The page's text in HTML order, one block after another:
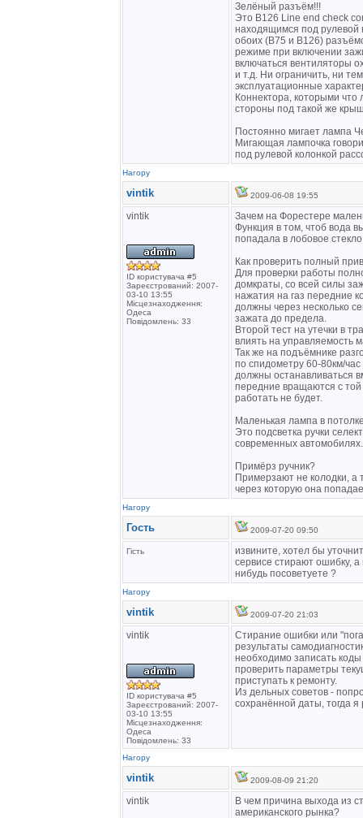
Зелёный разъём!!!
Это B126 Line end check
находящимся под рулевой
обоих (В75 и В126)
режиме при включении
включаться вентиляторы
и т.д. Ни ограничить, ни
эксплуатационные
Коннектора, которыми что
стороны под такой же
Постоянно мигает лампа
Мигающая лампочка
под рулевой колонкой
Нагору
vintik 2009-06-08 19:55
vintik
ID користувача #5
Зареєстрований: 2007-
03-10 13:55
Місцезнаходження:
Одеса
Повідомлень: 33
Зачем на Форестере
Функция в том, чтоб вода
попадала в лобовое
Как проверить полный
Для проверки работы
домкраты, со всей силы
нажатия на газ передние
должны через несколько
зажата до предела.
Второй тест на утечки в
влиять на управляемость
Так же на подъёмнике
по спидометру 60-80км/
должны останавливаться
передние вращаются с
работать не будет.
Маленькая лампа в
Это подсветка ручки
современных автомобилях.
Примёрз ручник?
Примерзают не колодки, а
через которую она
Нагору
Гость 2009-07-20 09:50
Гість
извините, хотел бы
сервисе стирают ошибку, а
нибудь посоветуете ?
Нагору
vintik 2009-07-20 21:03
vintik
ID користувача #5
Зареєстрований: 2007-
03-10 13:55
Місцезнаходження:
Одеса
Повідомлень: 33
Стирание ошибки или
результаты
необходимо записать
проверить параметры
приступать к ремонту.
Из дельных советов -
сохранённой даты, тогда
Нагору
vintik 2009-08-09 21:20
vintik
В чем причина выхода из
американского рынка?